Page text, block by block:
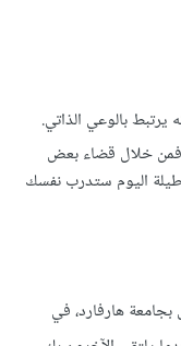
يرتبط بالوعي الذاتي.
فمن خلال قضاء بعض
اليوم ستدرب نفسك
هارفارد، في